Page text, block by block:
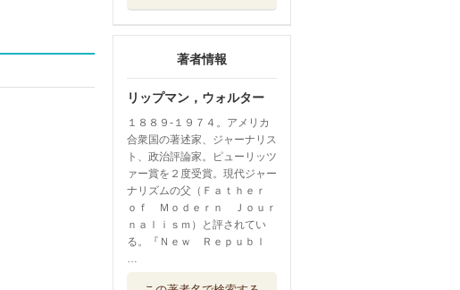
著者情報
リップマン，ウォルター
１８８９‐１９７４。アメリカ
合衆国の著述家、ジャーナリス
ト、政治評論家。ピューリッツ
ァー賞を２度受賞。現代ジャー
ナリズムの父（Ｆａｔｈｅｒ
ｏｆ Ｍｏｄｅｒｎ Ｊｏｕｒ
ｎａｌｉｓｍ）と評されてい
る。『Ｎｅｗ Ｒｅｐｕｂｌ
…